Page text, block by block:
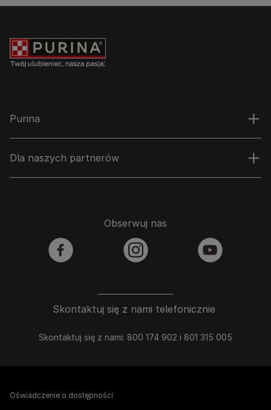
Purina
Dla naszych partnerów
Skontaktuj się z nami telefonicznie
Skontaktuj się z nami: 800 174 902 i 801 315 005
Obserwuj nas
facebook instagram youtube
Oświadczenie o dostępności